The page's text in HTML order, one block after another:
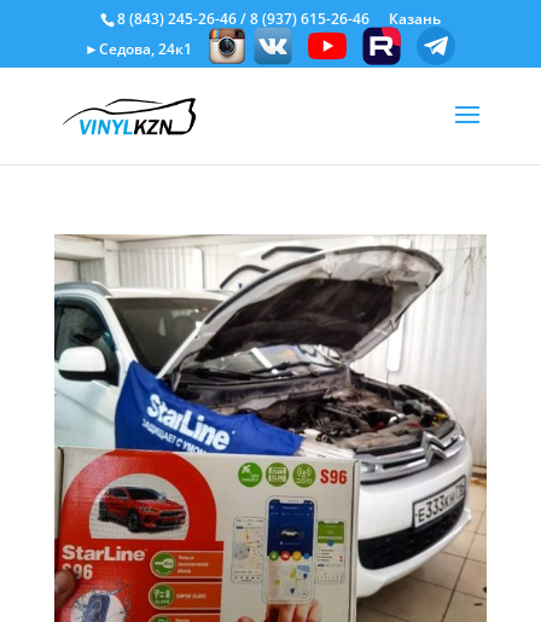
8 (843) 245-26-46/8 (937) 615-26-46
Казань
►Седова, 24к1